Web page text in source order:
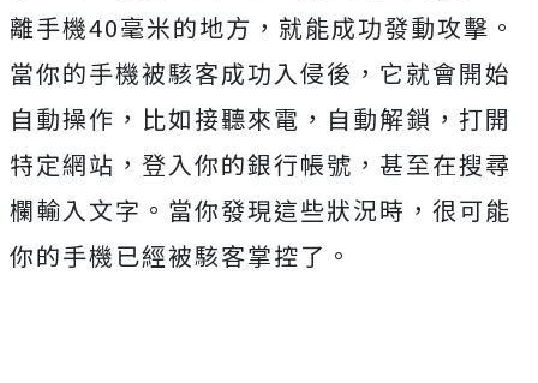
離手機40毫米的地方，就能成功發動攻擊。
當你的手機被駭客成功入侵後，它就會開始
自動操作，比如接聽來電，自動解鎖，打開
特定網站，登入你的銀行帳號，甚至在搜尋
欄輸入文字。當你發現這些狀況時，很可能
你的手機已經被駭客掌控了。